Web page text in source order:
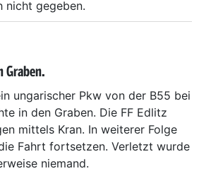
nicht gegeben.
Graben.
ungarischer Pkw von der B55 bei
in den Graben. Die FF Edlitz
mittels Kran. In weiterer Folge
Fahrt fortsetzen. Verletzt wurde
niemand.